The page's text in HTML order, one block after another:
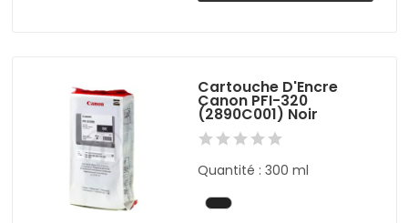
Cartouche D'Encre
Canon PFI-320
(2890C001) Noir
Quantité : 300 ml